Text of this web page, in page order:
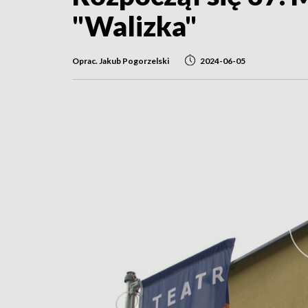
"Walizka"
Oprac. Jakub Pogorzelski 2024-06-05